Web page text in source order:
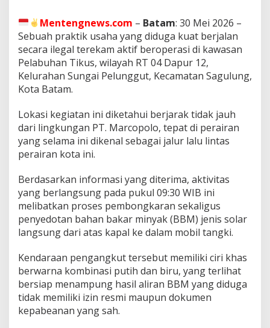
e
d
o
a
n
l
r
I
g
l
d
i
P
a
b
u
h
a
n
Mentengnews.com – Batam: 30 Mei 2026 –
Sebuah praktik usaha yang diduga kuat berjalan
secara ilegal terekam aktif beroperasi di kawasan
Pelabuhan Tikus, wilayah RT 04 Dapur 12,
Kelurahan Sungai Pelunggut, Kecamatan Sagulung,
Kota Batam.
Lokasi kegiatan ini diketahui berjarak tidak jauh
dari lingkungan PT. Marcopolo, tepat di perairan
yang selama ini dikenal sebagai jalur lalu lintas
perairan kota ini.
Berdasarkan informasi yang diterima, aktivitas
yang berlangsung pada pukul 09:30 WIB ini
melibatkan proses pembongkaran sekaligus
penyedotan bahan bakar minyak (BBM) jenis solar
langsung dari atas kapal ke dalam mobil tangki.
Kendaraan pengangkut tersebut memiliki ciri khas
berwarna kombinasi putih dan biru, yang terlihat
bersiap menampung hasil aliran BBM yang diduga
tidak memiliki izin resmi maupun dokumen
kepabeanan yang sah.